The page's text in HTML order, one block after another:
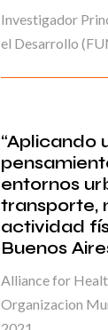
Investigador
el Desarrollo
“Aplicando
entornos
transporte,
actividad
Buenos
Alliance for
Organizacion